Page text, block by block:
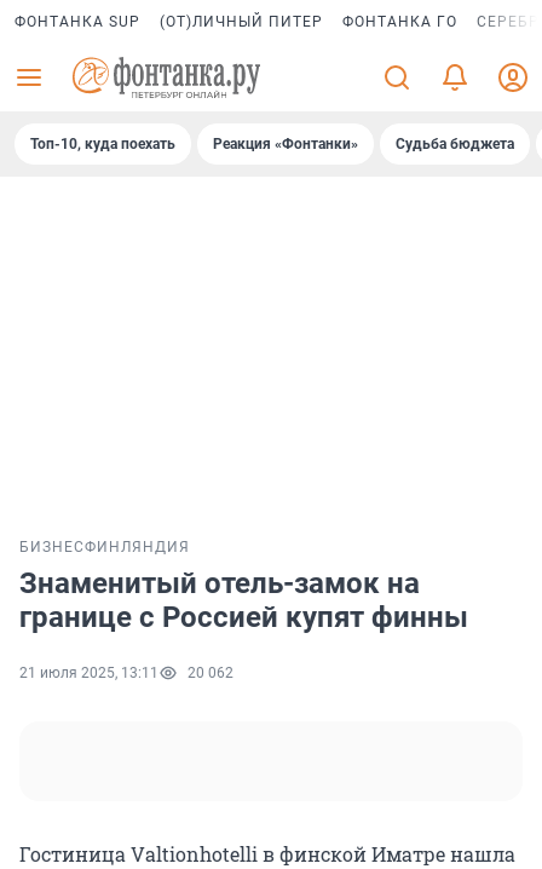
ФОНТАНКА SUP (ОТ)ЛИЧНЫЙ ПИТЕР ФОНТАНКА ГО
Топ-10, куда поехать Реакция «Фонтанки» Судьба бюджета
БИЗНЕСФИНЛЯНДИЯ
Знаменитый отель-замок на
границе с Россией купят финны
21 июля 2025, 13:11 20 062
Гостиница Valtionhotelli в финской Иматре нашла